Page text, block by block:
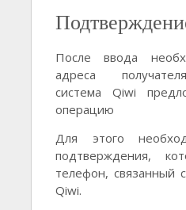
После ввода
адреса
система Qiwi
операцию
Для этого
подтверждения,
телефон, связанный
Qiwi.